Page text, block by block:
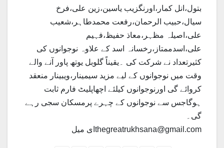
بتول،انل کمار،اورنگزیب یاسین،زین علی،فرخ
سیال،حبیب الرحمان،رفعت محمدطاہر،شعیب
علی،اصیلہ مظہر،معاذ حفیظ،فہیم
علی،اسدممتاز،رخسانہ اسد کے علاوہ نوجوانوں کی
کثیرتعداد نے شرکت کی ۔یقیناً گلوبل یوتھ پاور آنے والے
وقت میں نوجوانوں کے لیے مزید سیمینار،ویبینار منعقد
کروائے گی اورنوجوانوں کیلئے اچھاپلیٹ فارم ثابت
ہوگاجس سے نوجوانوں کے چہرے پرمسکان سجی رہے
گی۔
ای میلthegreatrukhsana@gmail.com